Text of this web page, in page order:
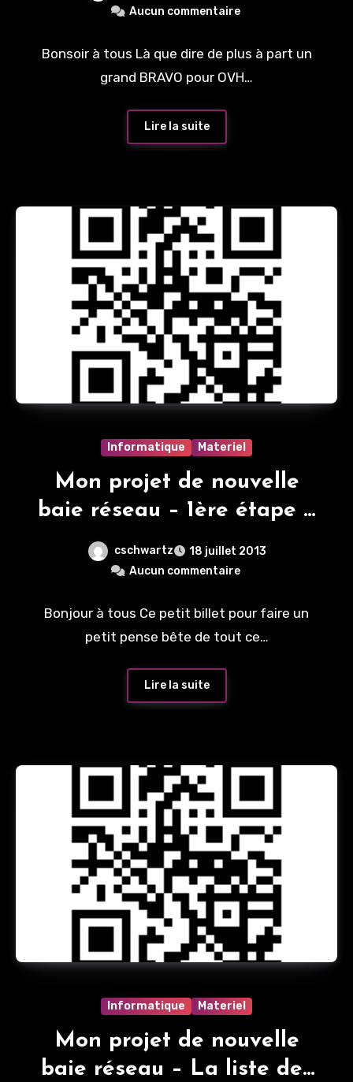
Aucun commentaire
Bonsoir à tous Là que dire de plus à part un
grand BRAVO pour OVH…
Lire la suite
Informatique Materiel
Mon projet de nouvelle
baie réseau – 1ère étape –
La préparation
cschwartz
18 juillet 2013
Aucun commentaire
Bonjour à tous Ce petit billet pour faire un
petit pense bête de tout ce…
Lire la suite
Informatique Materiel
Mon projet de nouvelle
baie réseau – La liste des